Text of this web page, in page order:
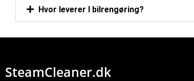
Hvor leverer I bilrengøring?
SteamCleaner.dk